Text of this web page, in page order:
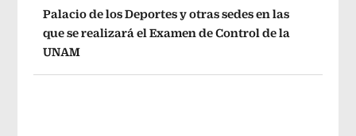
Palacio de los Deportes y otras sedes en las
que se realizará el Examen de Control de la
UNAM